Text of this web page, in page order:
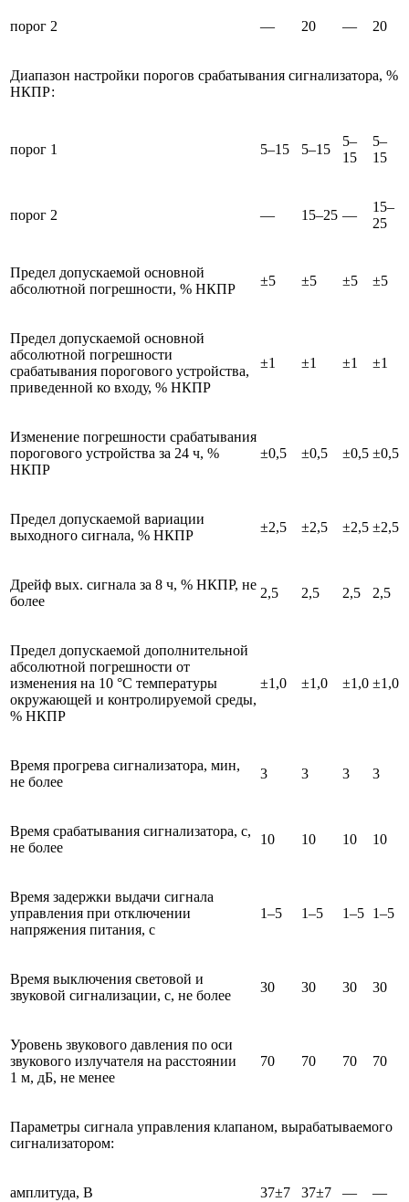
порог 2 — 20 — 20
Диапазон настройки порогов срабатывания сигнализатора, %
НКПР:
порог 1 5–15 5–15
5–
15
5–
15
порог 2 — 15–25 —
15–
25
Предел допускаемой основной
абсолютной погрешности, % НКПР
±5 ±5 ±5 ±5
Предел допускаемой основной
абсолютной погрешности
срабатывания порогового устройства,
приведенной ко входу, % НКПР
±1 ±1 ±1 ±1
Изменение погрешности срабатывания
порогового устройства за 24 ч, %
НКПР
±0,5 ±0,5 ±0,5 ±0,5
Предел допускаемой вариации
выходного сигнала, % НКПР
±2,5 ±2,5 ±2,5 ±2,5
Дрейф вых. сигнала за 8 ч, % НКПР, не
более
2,5 2,5 2,5 2,5
Предел допускаемой дополнительной
абсолютной погрешности от
изменения на 10 °С температуры
окружающей и контролируемой среды,
% НКПР
±1,0 ±1,0 ±1,0 ±1,0
Время прогрева сигнализатора, мин,
не более
3 3 3 3
Время срабатывания сигнализатора, с,
не более
10 10 10 10
Время задержки выдачи сигнала
управления при отключении
напряжения питания, с
1–5 1–5 1–5 1–5
Время выключения световой и
звуковой сигнализации, с, не более
30 30 30 30
Уровень звукового давления по оси
звукового излучателя на расстоянии
1 м, дБ, не менее
70 70 70 70
Параметры сигнала управления клапаном, вырабатываемого
сигнализатором:
амплитуда, В 37±7 37±7 — —